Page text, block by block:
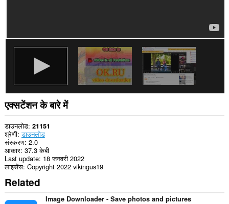
एक्सटेंशन के बारे में
डाउनलोड 21151
श्रेणी डाउनलोड
संस्करण 2.0
आकार 37.3 केबी
Last update 18 जनवरी 2022
लाइसेंस Copyright 2022 vikingus19
Related
Image Downloader - Save photos and pictures